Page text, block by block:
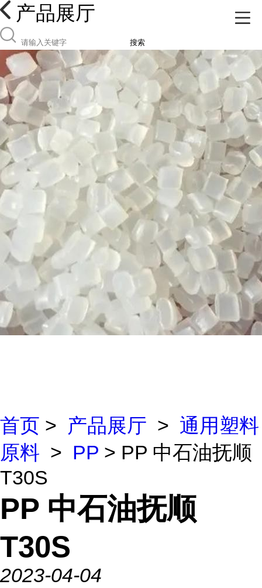
产品展厅
搜索
首页 > 产品展厅 > 通用塑料
原料 > PP > PP 中石油抚顺
T30S
PP 中石油抚顺
T30S
2023-04-04